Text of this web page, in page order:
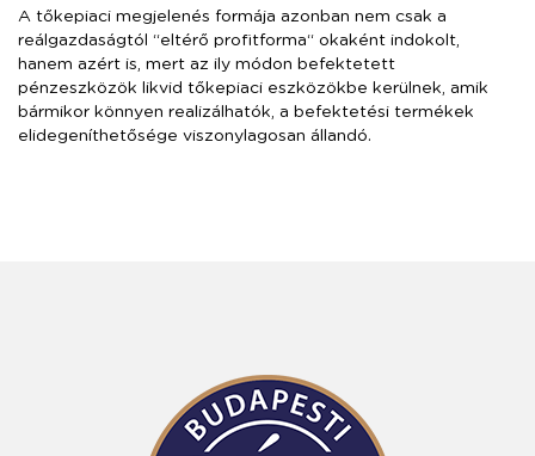
A tőkepiaci megjelenés formája azonban nem csak a
reálgazdaságtól “eltérő profitforma“ okaként indokolt,
hanem azért is, mert az ily módon befektetett
pénzeszközök likvid tőkepiaci eszközökbe kerülnek, amik
bármikor könnyen realizálhatók, a befektetési termékek
elidegeníthetősége viszonylagosan állandó.